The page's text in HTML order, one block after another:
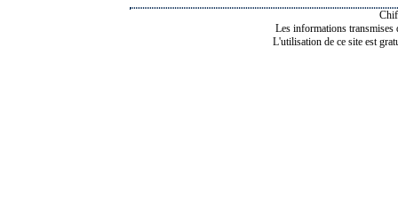
Les informations transmises
L'utilisation de ce site est